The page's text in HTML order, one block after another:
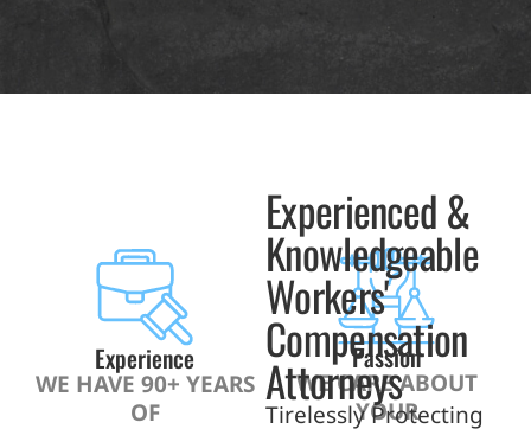
Experience
WE HAVE 90+ YEARS
OF
Passion
WE CARE ABOUT
YOUR
Experienced &
Knowledgeable
Workers'
Compensation
Attorneys
Tirelessly Protecting